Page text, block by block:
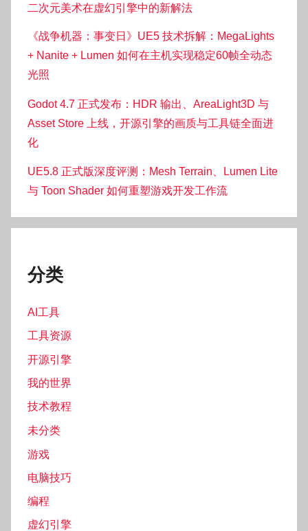
二次元美术在虚幻引擎中的新解法
《战争机器：事变日》UE5 技术拆解：MegaLights
+ Nanite + Lumen 如何在主机实现稳定60帧全动态
光照
Godot 4.7 正式发布：HDR 输出、AreaLight3D 与
Asset Store 上线，开源引擎的画质与工具链全面进
化
UE5.8 正式版深度评测：Mesh Terrain、Lumen Lite
与 Toon Shader 如何重塑游戏开发工作流
分类
AI工具
工具资源
开源引擎
我的世界
技术教程
未分类
游戏
电脑技巧
编程
虚幻引擎